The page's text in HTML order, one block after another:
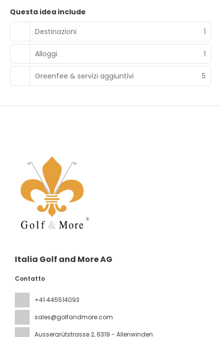
Questa idea include
Destinazioni
1
Alloggi 1
Greenfee & servizi aggiuntivi 5
Italia Golf and More AG
Contatto
+41 445514093
sales@golfandmore.com
Aussergrütstrasse 2, 6319 - Allenwinden